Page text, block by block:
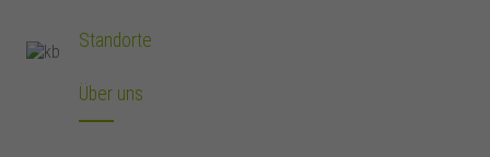
Standorte
Über uns